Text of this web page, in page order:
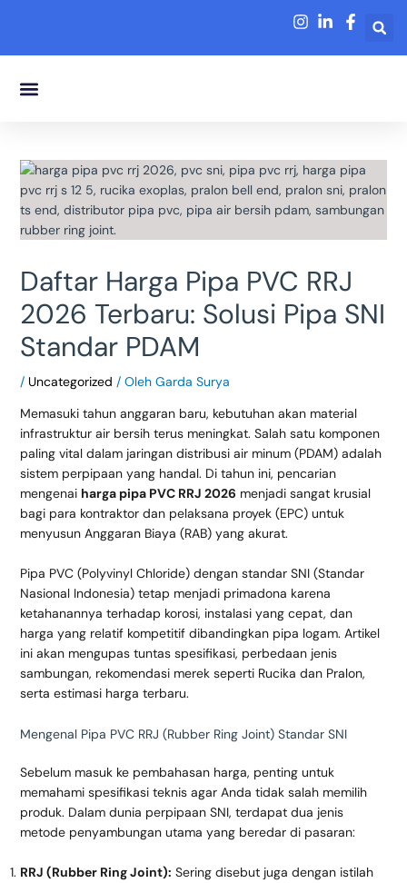
Daftar Harga Pipa PVC RRJ
2026 Terbaru: Solusi Pipa SNI
Standar PDAM
/ Uncategorized / Oleh Garda Surya
Memasuki tahun anggaran baru, kebutuhan akan material
infrastruktur air bersih terus meningkat. Salah satu komponen
paling vital dalam jaringan distribusi air minum (PDAM) adalah
sistem perpipaan yang handal. Di tahun ini, pencarian
mengenai harga pipa PVC RRJ 2026 menjadi sangat krusial
bagi para kontraktor dan pelaksana proyek (EPC) untuk
menyusun Anggaran Biaya (RAB) yang akurat.
Pipa PVC (Polyvinyl Chloride) dengan standar SNI (Standar
Nasional Indonesia) tetap menjadi primadona karena
ketahanannya terhadap korosi, instalasi yang cepat, dan
harga yang relatif kompetitif dibandingkan pipa logam. Artikel
ini akan mengupas tuntas spesifikasi, perbedaan jenis
sambungan, rekomendasi merek seperti Rucika dan Pralon,
serta estimasi harga terbaru.
Mengenal Pipa PVC RRJ (Rubber Ring Joint) Standar SNI
Sebelum masuk ke pembahasan harga, penting untuk
memahami spesifikasi teknis agar Anda tidak salah memilih
produk. Dalam dunia perpipaan SNI, terdapat dua jenis
metode penyambungan utama yang beredar di pasaran:
RRJ (Rubber Ring Joint): Sering disebut juga dengan istilah